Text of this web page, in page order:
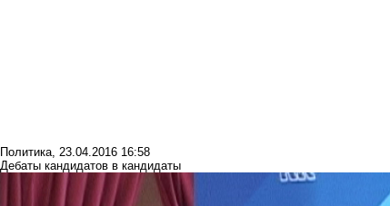
Политика, 23.04.2016 16:58
Дебаты кандидатов в кандидаты